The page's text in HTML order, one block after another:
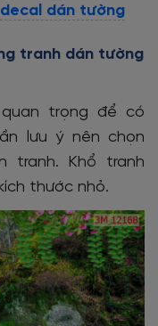
decal dán tường
tranh dán tường
trọng để có
lưu ý nên chọn
tranh. Khổ tranh
thước nhỏ.